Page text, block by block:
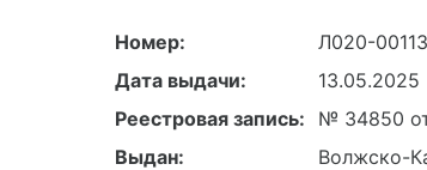
Номер:
Л020-
Дата выдачи:
13.05.2025
Реестровая запись:
№ 34850
Выдан:
Волжско-